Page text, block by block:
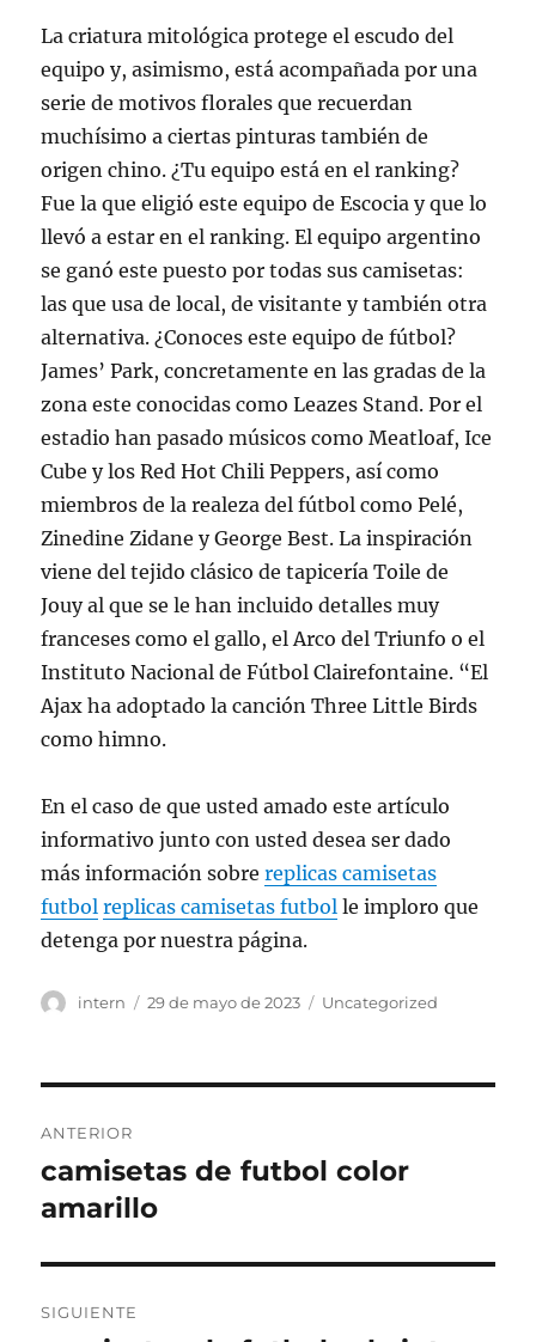
La criatura mitológica protege el escudo del
equipo y, asimismo, está acompañada por una
serie de motivos florales que recuerdan
muchísimo a ciertas pinturas también de
origen chino. ¿Tu equipo está en el ranking?
Fue la que eligió este equipo de Escocia y que lo
llevó a estar en el ranking. El equipo argentino
se ganó este puesto por todas sus camisetas:
las que usa de local, de visitante y también otra
alternativa. ¿Conoces este equipo de fútbol?
James’ Park, concretamente en las gradas de la
zona este conocidas como Leazes Stand. Por el
estadio han pasado músicos como Meatloaf, Ice
Cube y los Red Hot Chili Peppers, así como
miembros de la realeza del fútbol como Pelé,
Zinedine Zidane y George Best. La inspiración
viene del tejido clásico de tapicería Toile de
Jouy al que se le han incluido detalles muy
franceses como el gallo, el Arco del Triunfo o el
Instituto Nacional de Fútbol Clairefontaine. “El
Ajax ha adoptado la canción Three Little Birds
como himno.
En el caso de que usted amado este artículo
informativo junto con usted desea ser dado
más información sobrereplicas camisetas
futbol replicas camisetas futbol le imploro que
detenga por nuestra página.
Autor
intern
Publicado
29 de mayo de 2023 Categorías
Uncategorized
de
entradas
ANTERIOR
Entrada
anterior:
camisetas de futbol color
amarillo
SIGUIENTE